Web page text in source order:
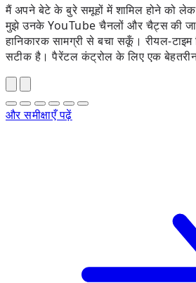
मैं अपने बेटे के बुरे समूहों में शामिल होने को
मुझे उनके YouTube चैनलों और चैट्स की
हानिकारक सामग्री से बचा सकूँ। रीयल-
सटीक है। पैरेंटल कंट्रोल के लिए एक
और समीक्षाएँ पढ़ें